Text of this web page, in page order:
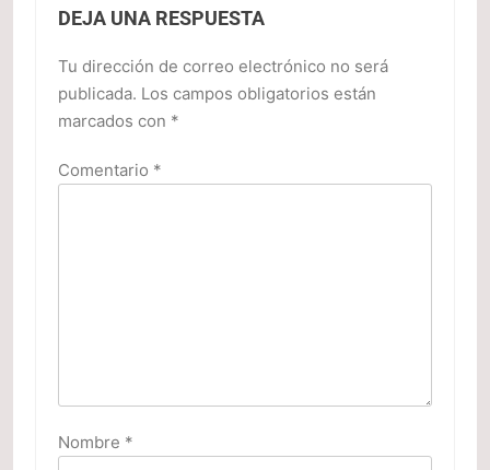
DEJA UNA RESPUESTA
Tu dirección de correo electrónico no será
publicada. Los campos obligatorios están
marcados con *
Comentario *
Nombre *